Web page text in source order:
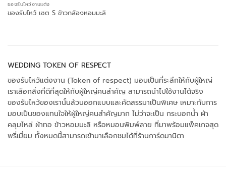
ของรับไหว้งานแต่ง
ของรับไหว้ เซต S ข้าวกล้องหอมมะลิ
WEDDING TOKEN OF RESPECT
ของรับไหว้แต่งงาน (Token of respect) มอบเป็นที่ระลึกให้กับผู้ใหญ่
เราเลือกสิ่งที่ดีที่สุดให้กับผู้ใหญ่คนสำคัญ สามารถนำไปใช้งานได้จริง
ของรับไหว้ของเรานั้นล้วนออกแบบและคัดสรรมาเป็นพิเศษ เหมาะกับการ
มอบเป็นของแทนใจให้ผู้ใหญ่คนสำคัญมาก ไม่ว่าจะเป็น กระบอกน้ำ ผ้า
คลุมไหล่ ผ้าทอ ข้าวหอมมะลิ หรือหมอนพิมพ์ลาย ที่มาพร้อมแพ็คเกจสุด
พรี่เมี่ยม ทั้งหมดนี้สามารถเข้ามาเลือกชมได้ที่ร้านการ์ดมานิตา